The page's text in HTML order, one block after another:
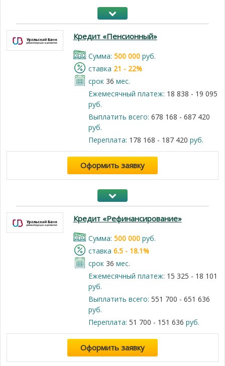
Кредит «Пенсионный»
Cумма: 500 000руб.
cтавка 21 - 22%
срок 36 мес.
Ежемесячный платеж: 18 838 - 19 095
руб.
Выплатить всего: 678 168 - 687 420
руб.
Переплата: 178 168 - 187 420 руб.
Оформить заявку
Кредит «Рефинансирование»
Cумма: 500 000руб.
cтавка 6.5 - 18.1%
срок 36 мес.
Ежемесячный платеж: 15 325 - 18 101
руб.
Выплатить всего: 551 700 - 651 636
руб.
Переплата: 51 700 - 151 636 руб.
Оформить заявку